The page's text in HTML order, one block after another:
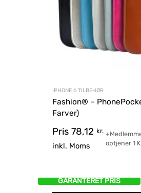
IPHONE 6 TILBEHØR
Fashion® –
Farver)
Pris 78,12 kr.
inkl. Moms
optjener1
GARANTERET PRIS